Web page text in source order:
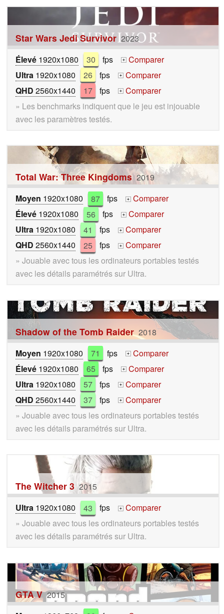
Star Wars Jedi Survivor 2023
Élevé 1920x1080 30 fps +
Comparer
Ultra 1920x1080 26 fps +
Comparer
QHD 2560x1440 17 fps +
Comparer
» Les benchmarks indiquent que le jeu est injouable
avec les paramètres testés.
Total War: Three Kingdoms 2019
Moyen 1920x1080 87 fps +
Comparer
Élevé 1920x1080 56 fps +
Comparer
Ultra 1920x1080 41 fps +
Comparer
QHD 2560x1440 25 fps +
Comparer
» Jouable avec tous les ordinateurs portables testés
avec les détails paramétrés sur Ultra.
Shadow of the Tomb Raider 2018
Moyen 1920x1080 71 fps +
Comparer
Élevé 1920x1080 65 fps +
Comparer
Ultra 1920x1080 57 fps +
Comparer
QHD 2560x1440 37 fps +
Comparer
» Jouable avec tous les ordinateurs portables testés
avec les détails paramétrés sur Ultra.
The Witcher 3 2015
Ultra 1920x1080 43 fps +
Comparer
» Jouable avec tous les ordinateurs portables testés
avec les détails paramétrés sur Ultra.
GTA V 2015